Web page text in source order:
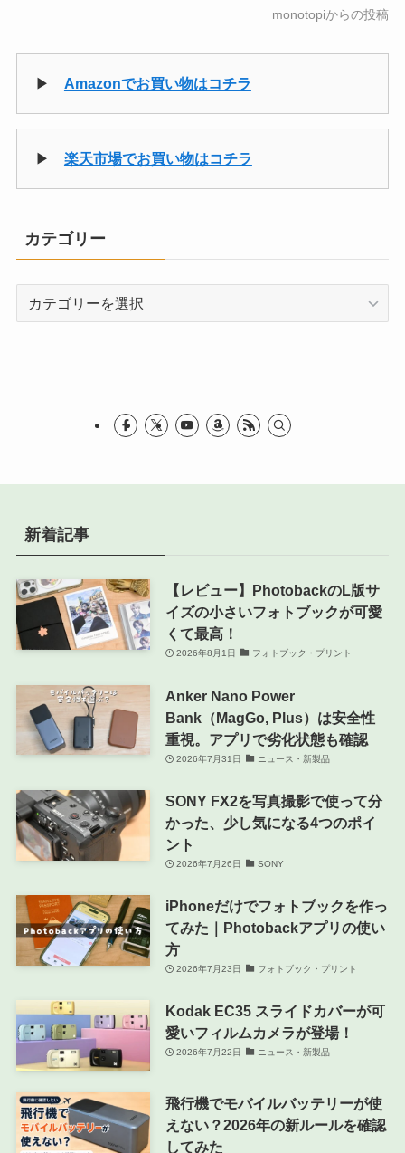
monotopiからの投稿
▶ Amazonでお買い物はコチラ
▶ 楽天市場でお買い物はコチラ
カテゴリー
新着記事
【レビュー】PhotobackのL版サ
イズの小さいフォトブックが可愛
くて最高！
2026年8月1日 フォトブック・プリント
Anker Nano Power
Bank（MagGo, Plus）は安全性
重視。アプリで劣化状態も確認
2026年7月31日 ニュース・新製品
SONY FX2を写真撮影で使って分
かった、少し気になる4つのポイ
ント
2026年7月26日 SONY
iPhoneだけでフォトブックを作っ
てみた｜Photobackアプリの使い
方
2026年7月23日 フォトブック・プリント
Kodak EC35 スライドカバーが可
愛いフィルムカメラが登場！
2026年7月22日 ニュース・新製品
飛行機でモバイルバッテリーが使
えない？2026年の新ルールを確認
してみた